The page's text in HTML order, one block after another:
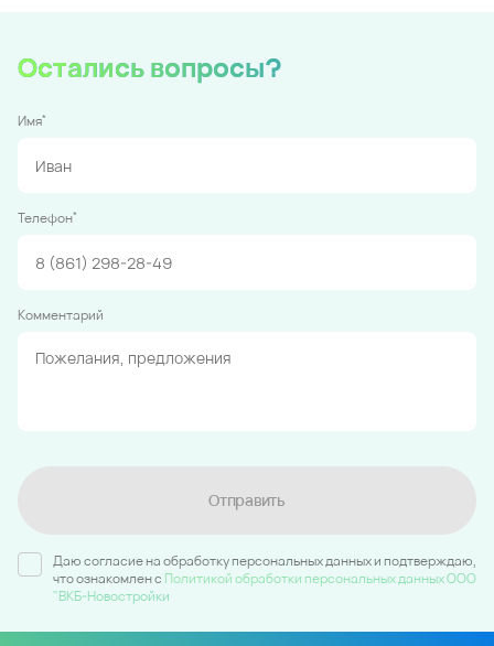
Остались вопросы?
Имя*
Телефон*
Комментарий
Отправить
Даю согласие на обработку персональных данных и подтверждаю,
что ознакомлен c Политикой обработки персональных данных ООО
"ВКБ-Новостройки